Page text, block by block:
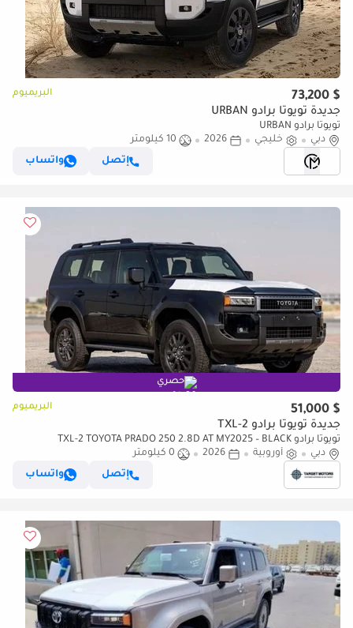
$ 73,200 البريميوم
جديدة تويوتا برادو URBAN
تويوتا برادو URBAN
دبي
خليجي 2026
10 كيلومتر
إتصل
واتساب
حصري
$ 51,000 البريميوم
جديدة تويوتا برادو TXL-2
تويوتا برادو TXL-2 TOYOTA PRADO 250 2.8D AT MY2025 – BLACK
دبي
أوروبية 2026
0 كيلومتر
إتصل
واتساب